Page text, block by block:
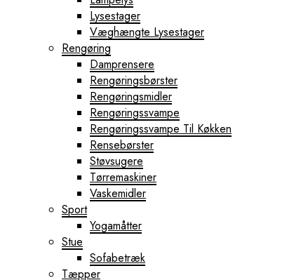
Lysestager
Væghængte Lysestager
Rengøring
Damprensere
Rengøringsbørster
Rengøringsmidler
Rengøringssvampe
Rengøringssvampe Til Køkken
Rensebørster
Støvsugere
Tørremaskiner
Vaskemidler
Sport
Yogamåtter
Stue
Sofabetræk
Tæpper